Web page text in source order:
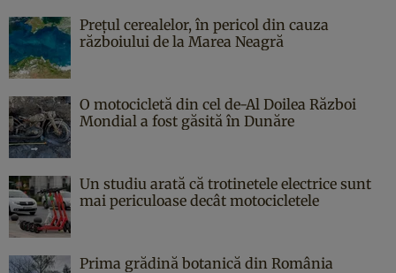
Prețul cerealelor, în pericol din cauza
războiului de la Marea Neagră
O motocicletă din cel de-Al Doilea Război
Mondial a fost găsită în Dunăre
Un studiu arată că trotinetele electrice sunt
mai periculoase decât motocicletele
Prima grădină botanică din România